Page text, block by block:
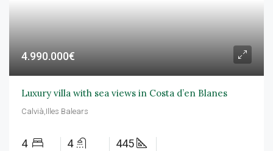
4.990.000€
Luxury villa with sea views in Costa d’en Blanes
Calvià,Illes Balears
4 4 445